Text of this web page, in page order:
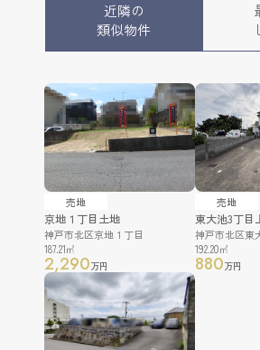
近隣の
類似物件
売地
京地１丁目土地
神戸市北区京地１丁目
187.21㎡
2,290万円
売地
東大池3丁目
神戸市北区東
192.20㎡
880万円